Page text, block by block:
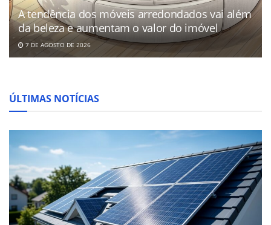
A tendência dos móveis arredondados vai além
da beleza e aumentam o valor do imóvel
7 DE AGOSTO DE 2026
ÚLTIMAS NOTÍCIAS